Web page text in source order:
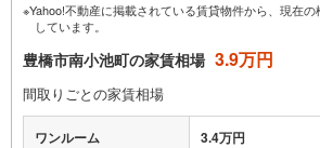
※Yahoo!不動産に掲載されている賃貸物件から、現在
しています。
豊橋市南小池町の家賃相場 3.9万円
間取りごとの家賃相場
ワンルーム 3.4万円